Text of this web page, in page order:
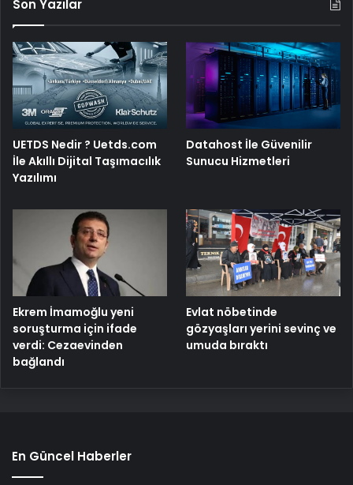
Son Yazılar
UETDS Nedir ? Uetds.com
İle Akıllı Dijital Taşımacılık
Yazılımı
Datahost İle Güvenilir
Sunucu Hizmetleri
Ekrem İmamoğlu yeni
soruşturma için ifade
verdi: Cezaevinden
bağlandı
Evlat nöbetinde
gözyaşları yerini sevinç ve
umuda bıraktı
En Güncel Haberler